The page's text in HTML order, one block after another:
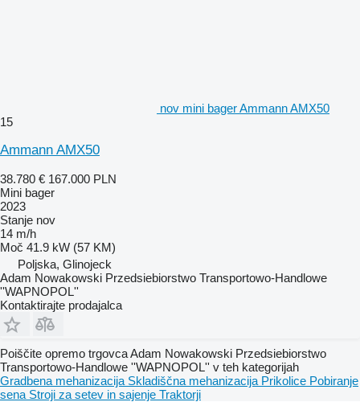
nov mini bager Ammann AMX50
15
Ammann AMX50
38.780 € 167.000 PLN
Mini bager
2023
Stanje nov
14 m/h
Moč 41.9 kW (57 KM)
Poljska, Glinojeck
Adam Nowakowski Przedsiebiorstwo Transportowo-Handlowe
''WAPNOPOL''
Kontaktirajte prodajalca
Poiščite opremo trgovca Adam Nowakowski Przedsiebiorstwo
Transportowo-Handlowe ''WAPNOPOL'' v teh kategorijah
Gradbena mehanizacija Skladiščna mehanizacija Prikolice Pobiranje
sena Stroji za setev in sajenje Traktorji